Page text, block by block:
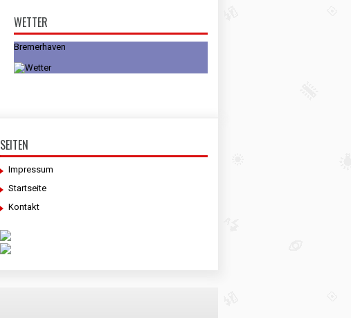
WETTER
Bremerhaven
SEITEN
Impressum
Startseite
Kontakt